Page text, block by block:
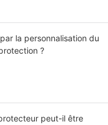
la personnalisation du
?
peut-il être